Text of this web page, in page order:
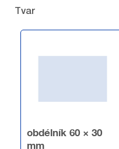
Tvar
obdélník 60 × 30
mm